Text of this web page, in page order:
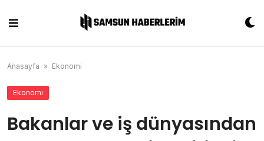
content
Anasayfa » Ekonomi
Ekonomi
Bakanlar ve iş dünyasından